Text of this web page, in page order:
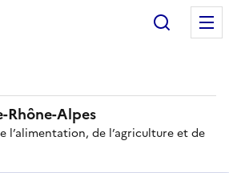
Rhône-Alpes
l’alimentation, de l’agriculture et de